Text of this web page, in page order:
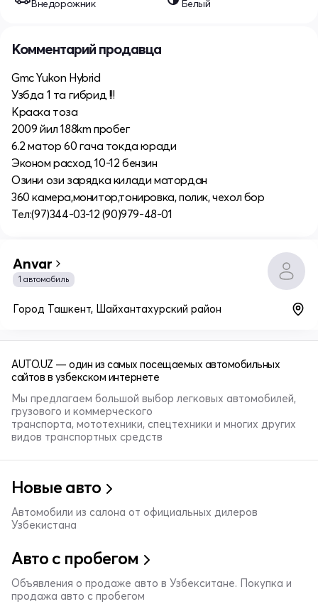
Внедорожник
Белый
Комментарий продавца
Gmc Yukon Hybrid
Узбда 1 тa гибрид !!!
Краска тоза
2009 йил 188km пробег
6.2 матор 60 гача токда юради
Эконом расход 10-12 бензин
Озини ози зарядка килади матордан
360 камера,монитор,тонировка, полик, чехол бор
Тел:(97)344-03-12 (90)979-48-01
Anvar
1 автомобиль
Город Ташкент, Шайхантахурский район
AUTO.UZ — один из самых посещаемых автомобильных
сайтов в узбекском интернете
Мы предлагаем большой выбор легковых автомобилей,
грузового и коммерческого
транспорта, мототехники, спецтехники и многих других
видов транспортных средств
Новые авто
Автомобили из салона от официальных дилеров
Узбекистана
Авто с пробегом
Объявления о продаже авто в Узбекситане. Покупка и
продажа авто с пробегом